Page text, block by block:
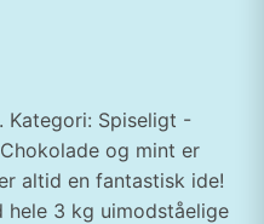
Kategori: Spiseligt -
og mint er
altid en fantastisk ide!
hele 3 kg uimodståelige